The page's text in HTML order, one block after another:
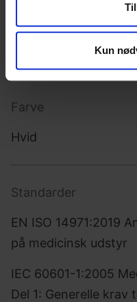
din brug af vores
for sociale medier,
data med andre
de har indsamlet fra din
Kun
Laminat. Aluminium.
Farve
Hvid
Standarder
EN ISO 14971:2019
på medicinsk udstyr
IEC 60601-1:2005
Del 1: Generelle